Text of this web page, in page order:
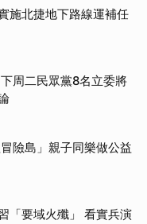
施北捷地下路線運補任
周二民眾黨8名立委將
險島」親子同樂做公益
「要域火殲」 看實兵演